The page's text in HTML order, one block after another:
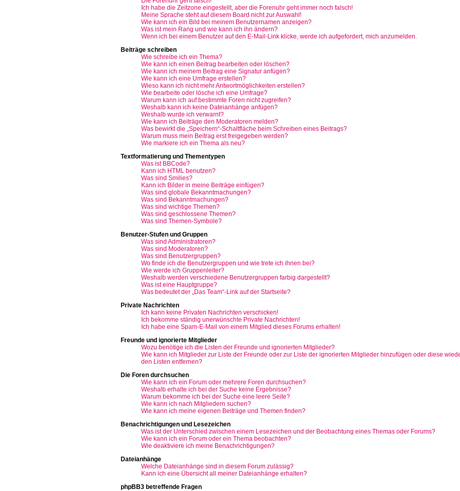
Ich habe die Zeitzone eingestellt, aber die Forenuhr geht immer noch falsch!
Meine Sprache steht auf diesem Board nicht zur Auswahl!
Wie kann ich ein Bild bei meinem Benutzernamen anzeigen?
Was ist mein Rang und wie kann ich ihn ändern?
Wenn ich bei einem Benutzer auf den E-Mail-Link klicke, werde ich aufgefordert, mich anzumelden.
Beiträge schreiben
Wie schreibe ich ein Thema?
Wie kann ich einen Beitrag bearbeiten oder löschen?
Wie kann ich meinem Beitrag eine Signatur anfügen?
Wie kann ich eine Umfrage erstellen?
Wieso kann ich nicht mehr Antwortmöglichkeiten erstellen?
Wie bearbeite oder lösche ich eine Umfrage?
Warum kann ich auf bestimmte Foren nicht zugreifen?
Weshalb kann ich keine Dateianhänge anfügen?
Weshalb wurde ich verwarnt?
Wie kann ich Beiträge den Moderatoren melden?
Was bewirkt die „Speichern“-Schaltfläche beim Schreiben eines Beitrags?
Warum muss mein Beitrag erst freigegeben werden?
Wie markiere ich ein Thema als neu?
Textformatierung und Thementypen
Was ist BBCode?
Kann ich HTML benutzen?
Was sind Smilies?
Kann ich Bilder in meine Beiträge einfügen?
Was sind globale Bekanntmachungen?
Was sind Bekanntmachungen?
Was sind wichtige Themen?
Was sind geschlossene Themen?
Was sind Themen-Symbole?
Benutzer-Stufen und Gruppen
Was sind Administratoren?
Was sind Moderatoren?
Was sind Benutzergruppen?
Wo finde ich die Benutzergruppen und wie trete ich ihnen bei?
Wie werde ich Gruppenleiter?
Weshalb werden verschiedene Benutzergruppen farbig dargestellt?
Was ist eine Hauptgruppe?
Was bedeutet der „Das Team“-Link auf der Startseite?
Private Nachrichten
Ich kann keine Privaten Nachrichten verschicken!
Ich bekomme ständig unerwünschte Private Nachrichten!
Ich habe eine Spam-E-Mail von einem Mitglied dieses Forums erhalten!
Freunde und ignorierte Mitglieder
Wozu benötige ich die Listen der Freunde und ignorierten Mitglieder?
Wie kann ich Mitglieder zur Liste der Freunde oder zur Liste der ignorierten Mitglieder hinzufügen oder diese
den Listen entfernen?
Die Foren durchsuchen
Wie kann ich ein Forum oder mehrere Foren durchsuchen?
Weshalb erhalte ich bei der Suche keine Ergebnisse?
Warum bekomme ich bei der Suche eine leere Seite?
Wie kann ich nach Mitgliedern suchen?
Wie kann ich meine eigenen Beiträge und Themen finden?
Benachrichtigungen und Lesezeichen
Was ist der Unterschied zwischen einem Lesezeichen und der Beobachtung eines Themas oder Forums?
Wie kann ich ein Forum oder ein Thema beobachten?
Wie deaktiviere ich meine Benachrichtigungen?
Dateianhänge
Welche Dateianhänge sind in diesem Forum zulässig?
Kann ich eine Übersicht all meiner Dateianhänge erhalten?
phpBB3 betreffende Fragen